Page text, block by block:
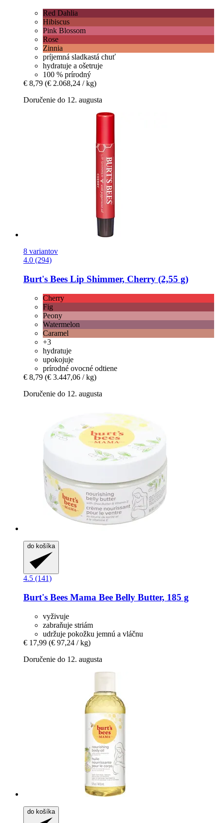
Red Dahlia
Hibiscus
Pink Blossom
Rose
Zinnia
príjemná sladkastá chuť
hydratuje a ošetruje
100 % prírodný
€ 8,79 (€ 2.068,24 / kg)
Doručenie do 12. augusta
8 variantov
4.0 (294)
Burt's Bees Lip Shimmer, Cherry (2,55 g)
Cherry
Fig
Peony
Watermelon
Caramel
+3
hydratuje
upokojuje
prírodné ovocné odtiene
€ 8,79 (€ 3.447,06 / kg)
Doručenie do 12. augusta
do košíka
4.5 (141)
Burt's Bees Mama Bee Belly Butter, 185 g
vyživuje
zabraňuje striám
udržuje pokožku jemnú a vláčnu
€ 17,99 (€ 97,24 / kg)
Doručenie do 12. augusta
do košíka